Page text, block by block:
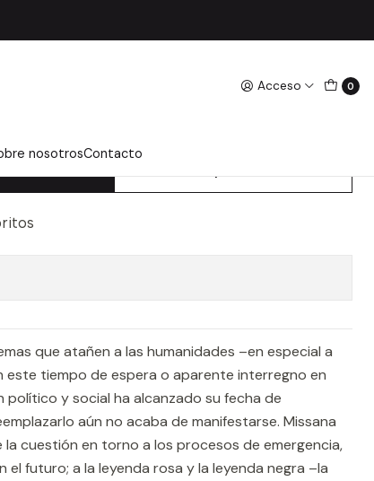
Acceso 0
nosotrosContacto
HUMANIDADES Y LA
que atañen a las humanidades –en especial a
este tiempo de espera o aparente interregno en
político y social ha alcanzado su fecha de
aún no acaba de manifestarse. Missana
cuestión en torno a los procesos de emergencia,
futuro; a la leyenda rosa y la leyenda negra –la